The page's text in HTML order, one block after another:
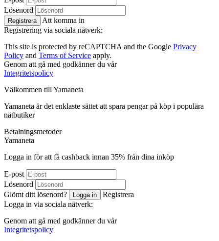
Lösenord
Registrera
Att komma in
Registrering via sociala nätverk:
This site is protected by reCAPTCHA and the Google Privacy
Policy and Terms of Service apply.
Genom att gå med godkänner du vår
Integritetspolicy
Välkommen till Yamaneta
Yamaneta är det enklaste sättet att spara pengar på köp i populära
nätbutiker
Betalningsmetoder
Yamaneta
Logga in för att få cashback innan 35% från dina inköp
E-post
Lösenord
Glömt ditt lösenord?
Logga in
Registrera
Logga in via sociala nätverk:
Genom att gå med godkänner du vår
Integritetspolicy